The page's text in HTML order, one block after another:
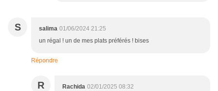
S salima 01/06/2024 21:25
un régal ! un de mes plats préférés ! bises
Répondre
R Rachida 02/01/2025 08:32